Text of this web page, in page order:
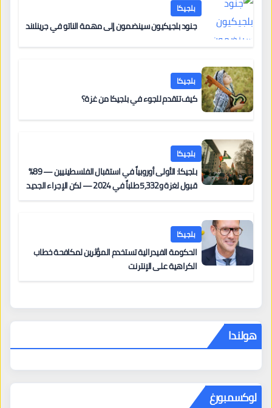
بلجيكا
جنود بلجيكيون سينضمون إلى مهمة الناتو في جرينلاند
بلجيكا
كيف تتقدم للجوء في بلجيكا من غزة؟
بلجيكا
بلجيكا: الأولى أوروبياً في استقبال الفلسطينيين — 89%
قبول لغزة و5,332 طلباً في 2024 — لكن الإجراء الجديد
بلجيكا
الحكومة الفيدرالية تستخدم المؤثرين لمكافحة خطاب
الكراهية على الإنترنت
هولندا
لوكسمبورغ